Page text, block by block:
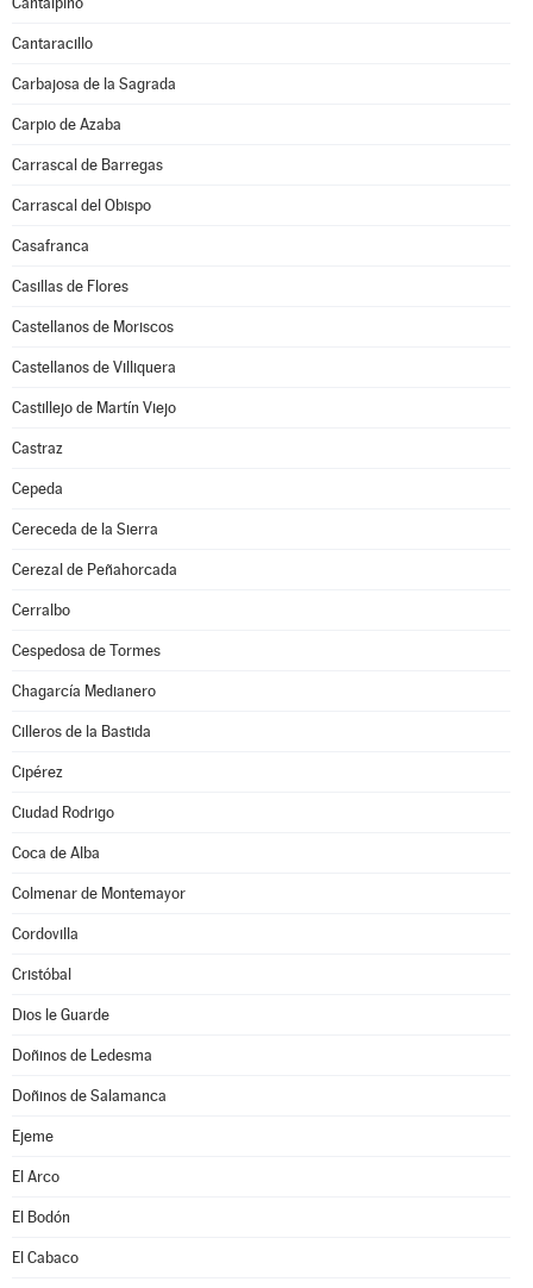
Cantaracillo
Carbajosa de la Sagrada
Carpio de Azaba
Carrascal de Barregas
Carrascal del Obispo
Casafranca
Casillas de Flores
Castellanos de Moriscos
Castellanos de Villiquera
Castillejo de Martín Viejo
Castraz
Cepeda
Cereceda de la Sierra
Cerezal de Peñahorcada
Cerralbo
Cespedosa de Tormes
Chagarcía Medianero
Cilleros de la Bastida
Cipérez
Ciudad Rodrigo
Coca de Alba
Colmenar de Montemayor
Cordovilla
Cristóbal
Dios le Guarde
Doñinos de Ledesma
Doñinos de Salamanca
Ejeme
El Arco
El Bodón
El Cabaco